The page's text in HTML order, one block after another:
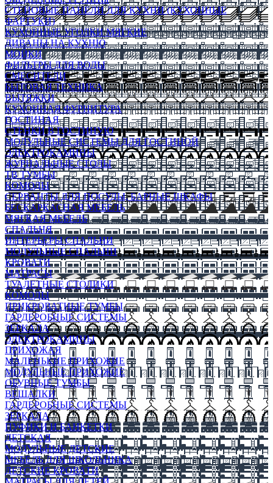
СТЕНОВЫЕ ПАНЕЛИ ДЛЯ КУХНИ (КУХОННЫЕ
ФАРТУКИ)
КУХОННЫЕ УГОЛКИ МЯГКИЕ
ДИВАНЫ НА КУХНЮ
МОЙКИ
ФИЛЬТРЫ ДЛЯ ВОДЫ
СМЕСИТЕЛИ
БЫТОВАЯ ТЕХНИКА
ВЫТЯЖКИ
КУХОННАЯ ФУРНИТУРА
ГОСТИНАЯ
СТЕНКИ В ГОСТИНУЮ
МОДУЛЬНЫЕ СИСТЕМЫ ДЛЯ ГОСТИНОЙ
ЭЛЕКТРОКАМИНЫ
ЖУРНАЛЬНЫЕ СТОЛЫ
ТВ ТУМБЫ
КОМОДЫ
СЕРВАНТЫ ДЛЯ ПОСУДЫ, БАРНЫЕ ШКАФЫ
БЕСКАРКАСНАЯ МЕБЕЛЬ
МЯГКАЯ МЕБЕЛЬ
СПАЛЬНЯ
ИНТЕРЬЕРЫ СПАЛЬНИ
МОДУЛЬНЫЕ СПАЛЬНИ
КРОВАТИ
МАТРАСЫ
ТУАЛЕТНЫЕ СТОЛИКИ
КОМОДЫ
ПРИКРОВАТНЫЕ ТУМБЫ
ГАРДЕРОБНЫЕ СИСТЕМЫ
ЗЕРКАЛА
ЭЛЕКТРОКАМИНЫ
ПРИХОЖАЯ
МАЛЕНЬКИЕ ПРИХОЖИЕ
МОДУЛЬНЫЕ ПРИХОЖИЕ
ОБУВНЫЕ ТУМБЫ
ВЕШАЛКИ
ГАРДЕРОБНЫЕ СИСТЕМЫ
ЗЕРКАЛА
ПУФИКИ И БАНКЕТКИ
ДЕТСКАЯ
МОДУЛЬНЫЕ ДЕТСКИЕ
МЕБЕЛЬ ДЛЯ ШКОЛЬНИКА
ДЕТСКИЕ КРОВАТИ